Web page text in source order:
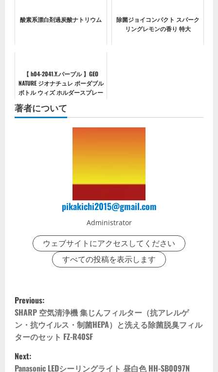
酸素系漂白剤過炭酸ナトリウム
除菌ジョイコンパクト スパーク
リングレモンの香り 特大
【 h04-2041.Y.パープル 】GEO
NATURE ジオナチュレ ポーダブル
ボトル ウィズ ホルダースプレー
ナチュレ ポータブルボトル GEO
NATUR...
著者について
pikakichi2015@gmail.com
Administrator
ウェブサイトにアクセスしてください
すべての投稿を表示します
P
o
s
t
Previous:
SHARP 空気清浄機 集じんフィルター（抗アレルゲ
ン・抗ウイルス・制菌HEPA）と洗える除菌脱臭フィル
ターのセット FZ-R40SF
Next:
Panasonic LEDシーリングライト 昼白色 HH-SB0097N